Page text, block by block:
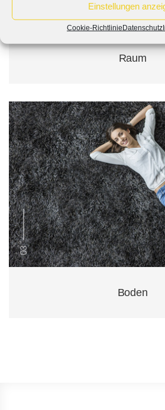
Einstellungen
Cookie-RichtlinieDatenschutz
Raum
03
Boden